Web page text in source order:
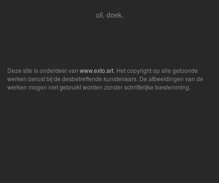
oil, doek,
Deze site is onderdeel van www.exto.art . Het copyright op alle getoonde
werken berust bij de desbetreffende kunstenaars. De afbeeldingen van de
werken mogen niet gebruikt worden zonder schriftelijke toestemming.